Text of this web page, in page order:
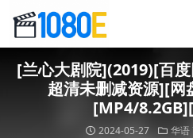
[兰心大剧院](2019)[百
超清未删减资源][网
[MP4/
2024-05-27 华语